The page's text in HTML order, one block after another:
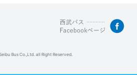
Bus Co.,Ltd. all Right Reserved.